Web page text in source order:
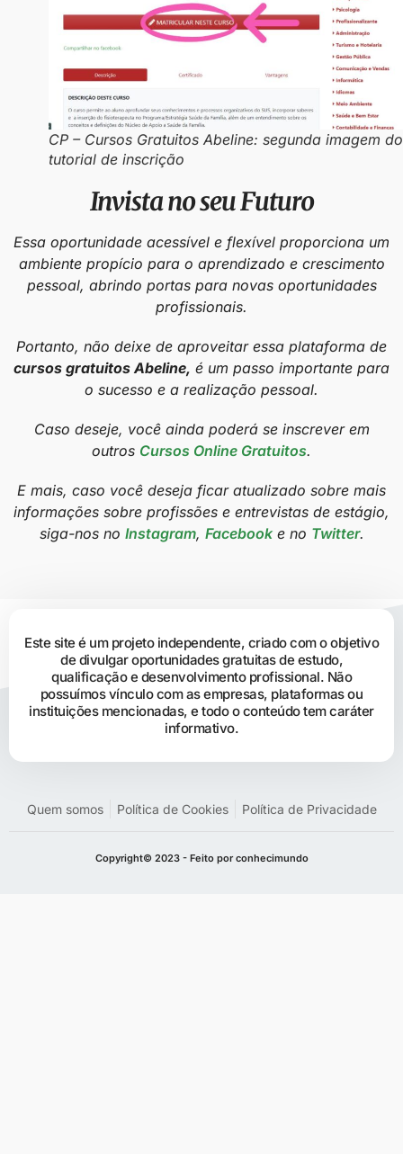
CP – Cursos Gratuitos Abeline: segunda imagem do
tutorial de inscrição
Invista no seu Futuro
Essa oportunidade acessível e flexível proporciona um
ambiente propício para o aprendizado e crescimento
pessoal, abrindo portas para novas oportunidades
profissionais.
Portanto, não deixe de aproveitar essa plataforma de
cursos gratuitos Abeline, é um passo importante para
o sucesso e a realização pessoal.
Caso deseje, você ainda poderá se inscrever em
outros Cursos Online Gratuitos.
E mais, caso você deseja ficar atualizado sobre mais
informações sobre profissões e entrevistas de estágio,
siga-nos no Instagram, Facebooke no Twitter.
Este site é um projeto independente, criado com o objetivo
de divulgar oportunidades gratuitas de estudo,
qualificação e desenvolvimento profissional. Não
possuímos vínculo com as empresas, plataformas ou
instituições mencionadas, e todo o conteúdo tem caráter
informativo.
Quem somos Política de Cookies Política de Privacidade
Copyright© 2023 - Feito por conhecimundo